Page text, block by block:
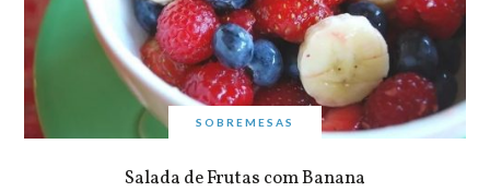
SOBREMESAS
Salada de Frutas com Banana